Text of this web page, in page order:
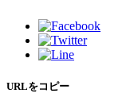
URLをコピー